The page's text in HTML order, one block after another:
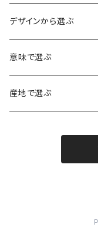
水晶（クォーツ）
アイリスクォーツ（虹入り水
ヒマラヤ水晶
ローズクォーツ（紅水晶）
アメジスト（紫水晶）
スモーキークォーツ（煙
アイリススモーキークォー
デザインから選ぶ
龍彫刻（水晶）
龍彫刻（オニキス）
意味で選ぶ
魔除け・厄除け
癒やし・ヒーリング
産地で選ぶ